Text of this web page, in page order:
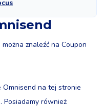
znaleźć na Coupon
na tej stronie
Posiadamy również